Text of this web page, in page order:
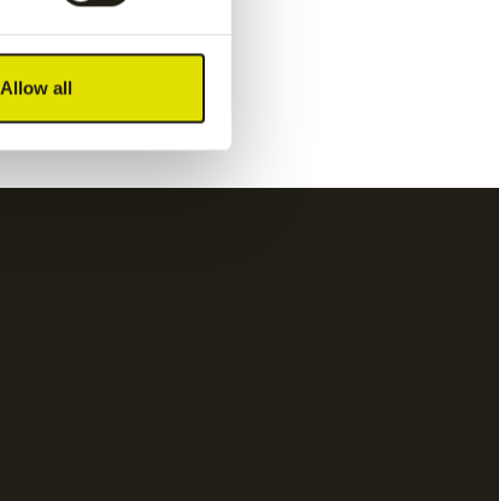
Allow all
Kadiri kids pant